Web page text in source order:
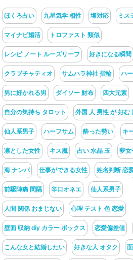
ほくろ占い 九星気学 相性 塩対応 ミス
マイナビ婚活 トロファスト 類似
レシピ ノート ルーズリーフ 好きになる瞬間
クラブチャティオ サムハラ神社 指輪 ハ
男に好かれる男 ダイソー 財布 四大元素
自分の気持ち タロット 外国 人 男性 が 好む
仙人系男子 ハーフサム 酔った勢い キ
凛とした女性 キス魔 占い 水晶 玉 夢女
海 ナンパ 仕事ができる女性 姓名判断 恋
前駆陣痛 間隔 辛口オネエ 仙人系男子
人間 関係 おまじない 心理 テスト 色 恋愛
壁面 収納 diy カラー ボックス 恋愛偏差値
こんな女と結婚したい 好きな人 オタク